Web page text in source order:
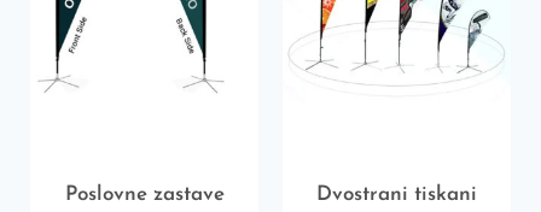
Poslovne zastave
Dvostrani tiskani